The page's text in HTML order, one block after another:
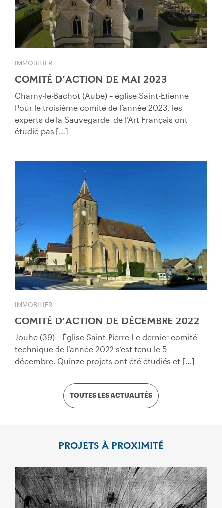
TOUTES LES ACTUALITÉS
IMMOBILIER
COMITÉ D’ACTION DE MAI 2023
Charny-le-Bachot (Aube) – église Saint-Etienne
Pour le troisième comité de l’année 2023, les
experts de la Sauvegarde de l’Art Français ont
étudié pas […]
IMMOBILIER
COMITÉ D’ACTION DE DÉCEMBRE 2022
Jouhe (39) – Église Saint-Pierre Le dernier comité
technique de l’année 2022 s’est tenu le 5
décembre. Quinze projets ont été étudiés et […]
PROJETS À PROXIMITÉ